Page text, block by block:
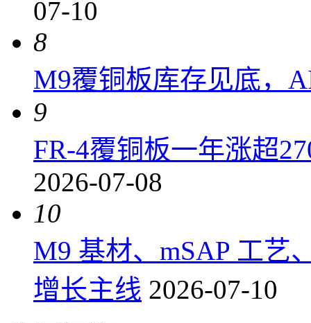
07-10
8
M9覆铜板库存见底，
9
FR-4覆铜板一年涨超
2026-07-08
10
M9 基材、mSAP 工艺
增长主线 2026-07-10